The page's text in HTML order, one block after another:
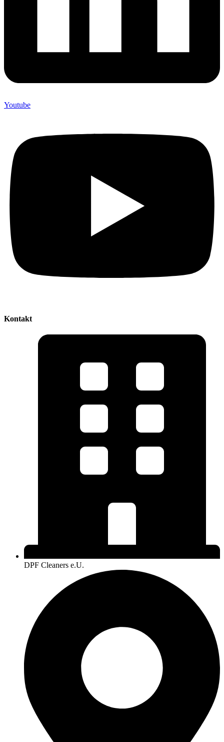
Youtube
Kontakt
DPF Cleaners e.U.